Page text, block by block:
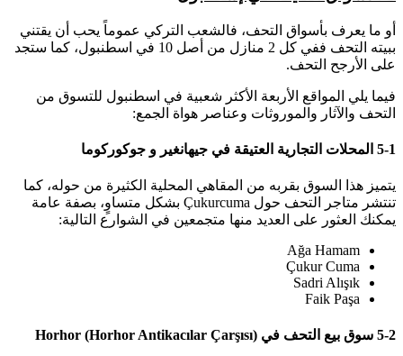
أو ما يعرف بأسواق التحف، فالشعب التركي عموماً يحب أن يقتني
ببيته التحف ففي كل 2 منازل من أصل 10 في اسطنبول، كما ستجد
على الأرجح التحف.
فيما يلي المواقع الأربعة الأكثر شعبية في اسطنبول للتسوق من
التحف والآثار والموروثات وعناصر هواة الجمع:
5-1 المحلات التجارية العتيقة في جيهانغير و جوكوركوما
يتميز هذا السوق بقربه من المقاهي المحلية الكثيرة من حوله، كما
تنتشر متاجر التحف حول Çukurcuma بشكل متساوٍ، بصفة عامة
يمكنك العثور على العديد منها متجمعين في الشوارع التالية:
Ağa Hamam
Çukur Cuma
Sadri Alışık
Faik Paşa
5-2 سوق بيع التحف في Horhor (Horhor Antikacılar Çarşısı)